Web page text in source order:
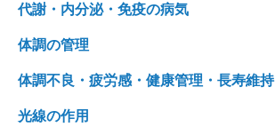
代謝・内分泌・免疫の病気
体調の管理
体調不良・疲労感・健康管理・長寿維持
光線の作用